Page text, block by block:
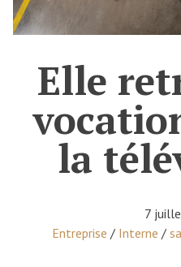
Elle
la
7
Posted in
Entreprise / Interne /